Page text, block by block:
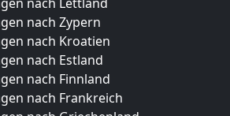
nach Zypern
nach Kroatien
nach Estland
nach Finnland
nach Frankreich